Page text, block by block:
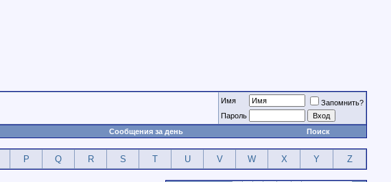
Имя
Запомнить?
Пароль
Сообщения за день Поиск
P Q R S T U V W X Y Z